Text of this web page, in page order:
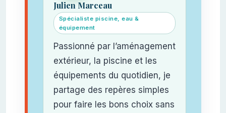
Julien Marceau
Spécialiste piscine, eau &
équipement
Passionné par l’aménagement
extérieur, la piscine et les
équipements du quotidien, je
partage des repères simples
pour faire les bons choix sans